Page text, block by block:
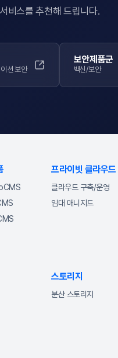
비스를 추천해 드립니다.
션 보안
보안제품군
백신/보안
프라이빗 클라우드
클라우드 구축/운영
임대 매니지드
스토리지
분산 스토리지